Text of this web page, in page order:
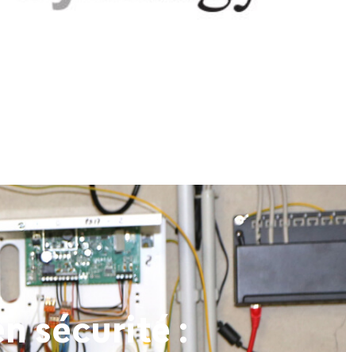
sécurité :